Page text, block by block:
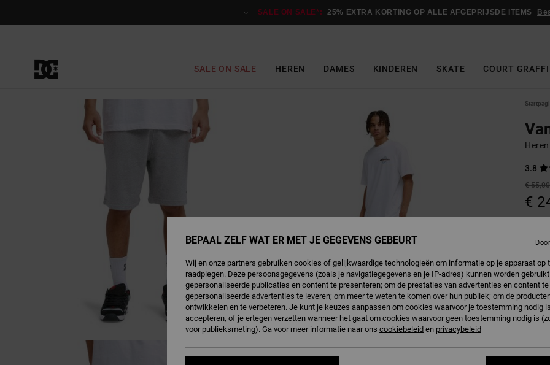
SALE ON SALE*: 25% EXTRA KORTING OP ALLE AFGEPRIJSDE ITEMS
SALE ON SALE HEREN DAMES KINDEREN SKATE COURT
3.8
€ 55,00
€
Kleur
BEPAAL ZELF WAT ER MET JE GEGEVENS GEBEURT
Wij en onze partners gebruiken cookies of gelijkwaardige technologieën om informatie op je apparaat op
raadplegen. Deze persoonsgegevens (zoals je navigatiegegevens en je IP-adres) kunnen worden
gepersonaliseerde publicaties en content te presenteren; om de prestaties van advertenties en content
gepersonaliseerde advertenties te leveren; om meer te weten te komen over hun publiek; om de
ontwikkelen en te verbeteren. Je kunt je keuzes aanpassen om cookies waarvoor je toestemming nodig
accepteren, of je ertegen verzetten wanneer het gaat om cookies waarvoor geen toestemming nodig is
voor publieksmeting). Ga voor meer informatie naar ons cookiebeleid en privacybeleid